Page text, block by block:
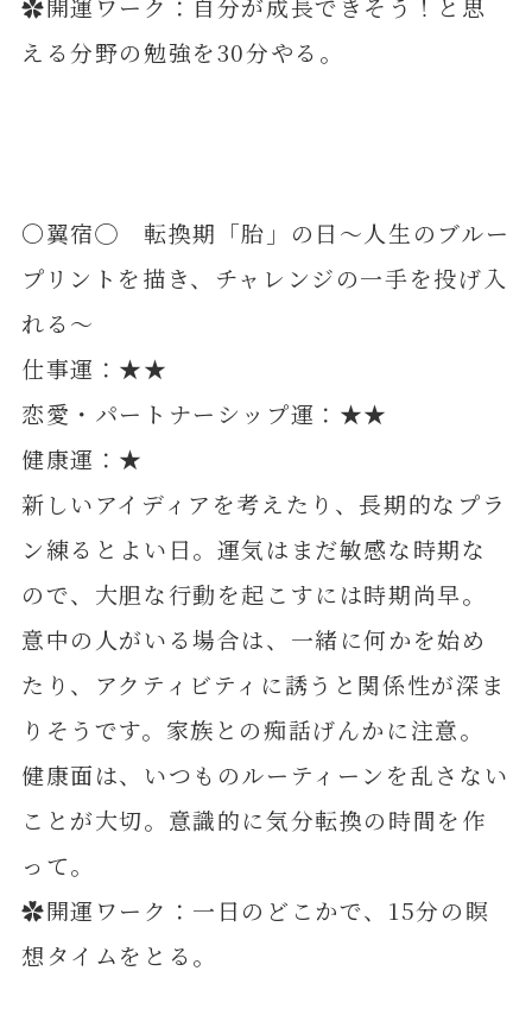
✿開運ワーク：自分が成長できそう！と思
える分野の勉強を30分やる。
〇翼宿◯ 転換期「胎」の日～人生のブルー
プリントを描き、チャレンジの一手を投げ入
れる～
仕事運：★★
恋愛・パートナーシップ運：★★
健康運：★
新しいアイディアを考えたり、長期的なプラ
ン練るとよい日。運気はまだ敏感な時期な
ので、大胆な行動を起こすには時期尚早。
意中の人がいる場合は、一緒に何かを始め
たり、アクティビティに誘うと関係性が深ま
りそうです。家族との痴話げんかに注意。
健康面は、いつものルーティーンを乱さない
ことが大切。意識的に気分転換の時間を作
って。
✿開運ワーク：一日のどこかで、15分の瞑
想タイムをとる。